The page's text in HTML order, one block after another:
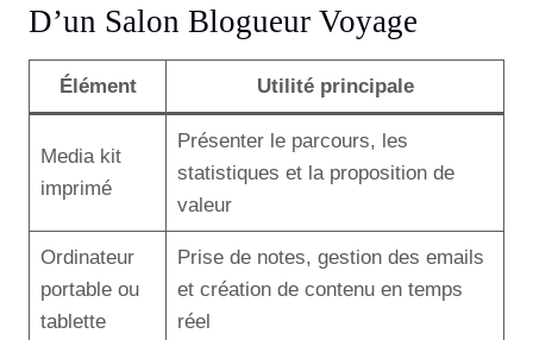
D’un Salon Blogueur Voyage
Élément Utilité principale
Media kit
imprimé
Présenter le parcours, les
statistiques et la proposition de
valeur
Ordinateur
portable ou
tablette
Prise de notes, gestion des emails
et création de contenu en temps
réel